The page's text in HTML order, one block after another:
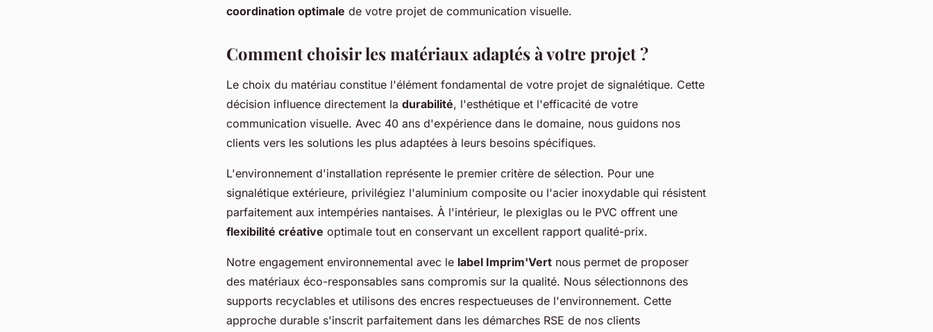
coordination optimale de votre projet de communication visuelle.
Comment choisir les matériaux adaptés à votre projet ?
Le choix du matériau constitue l'élément fondamental de votre projet de signalétique. Cette
décision influence directement la durabilité, l'esthétique et l'efficacité de votre
communication visuelle. Avec 40 ans d'expérience dans le domaine, nous guidons nos
clients vers les solutions les plus adaptées à leurs besoins spécifiques.
L'environnement d'installation représente le premier critère de sélection. Pour une
signalétique extérieure, privilégiez l'aluminium composite ou l'acier inoxydable qui résistent
parfaitement aux intempéries nantaises. À l'intérieur, le plexiglas ou le PVC offrent une
flexibilité créative optimale tout en conservant un excellent rapport qualité-prix.
Notre engagement environnemental avec le label Imprim'Vert nous permet de proposer
des matériaux éco-responsables sans compromis sur la qualité. Nous sélectionnons des
supports recyclables et utilisons des encres respectueuses de l'environnement. Cette
approche durable s'inscrit parfaitement dans les démarches RSE de nos clients